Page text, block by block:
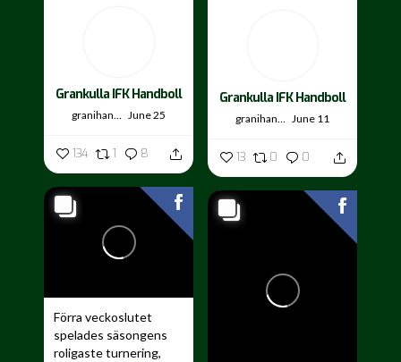
Grankulla IFK Handboll
granihandis June 25
134 1 8
Grankulla IFK Handboll
granihandis June 11
13 0 0
Förra veckoslutet
spelades säsongens
roligaste turnering,